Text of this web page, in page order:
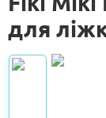
для